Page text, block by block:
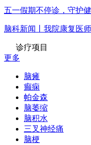
五一假期不停诊，守护
脑科新闻丨我院康复医
诊疗项目
更多
脑瘫
癫痫
帕金森
脑萎缩
脑积水
三叉神经痛
脑梗